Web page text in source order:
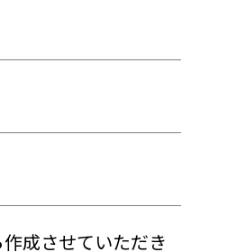
成させていただき